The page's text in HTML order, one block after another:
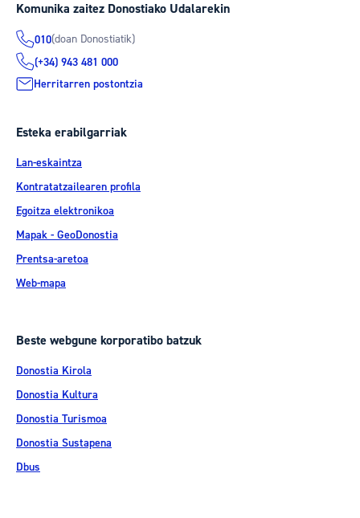
Komunika zaitez Donostiako Udalarekin
010(doan Donostiatik)
(+34) 943 481 000
Herritarren postontzia
Esteka erabilgarriak
Lan-eskaintza
Kontratatzailearen profila
Egoitza elektronikoa
Mapak - GeoDonostia
Prentsa-aretoa
Web-mapa
Beste webgune korporatibo batzuk
Donostia Kirola
Donostia Kultura
Donostia Turismoa
Donostia Sustapena
Dbus